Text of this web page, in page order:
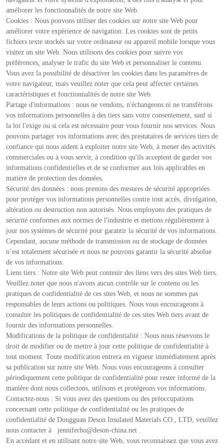
améliorer les fonctionnalités de notre site Web.
Cookies : Nous pouvons utiliser des cookies sur notre site Web pour
améliorer votre expérience de navigation. Les cookies sont de petits
fichiers texte stockés sur votre ordinateur ou appareil mobile lorsque vous
visitez un site Web. Nous utilisons des cookies pour suivre vos
préférences, analyser le trafic du site Web et personnaliser le contenu.
Vous avez la possibilité de désactiver les cookies dans les paramètres de
votre navigateur, mais veuillez noter que cela peut affecter certaines
caractéristiques et fonctionnalités de notre site Web.
Partage d'informations : nous ne vendons, n'échangeons ni ne transférons
vos informations personnelles à des tiers sans votre consentement, sauf si
la loi l'exige ou si cela est nécessaire pour vous fournir nos services. Nous
pouvons partager vos informations avec des prestataires de services tiers de
confiance qui nous aident à exploiter notre site Web, à mener des activités
commerciales ou à vous servir, à condition qu'ils acceptent de garder vos
informations confidentielles et de se conformer aux lois applicables en
matière de protection des données.
Sécurité des données : nous prenons des mesures de sécurité appropriées
pour protéger vos informations personnelles contre tout accès, divulgation,
altération ou destruction non autorisés. Nous employons des pratiques de
sécurité conformes aux normes de l'industrie et mettons régulièrement à
jour nos systèmes de sécurité pour garantir la sécurité de vos informations.
Cependant, aucune méthode de transmission ou de stockage de données
n’est totalement sécurisée et nous ne pouvons garantir la sécurité absolue
de vos informations.
Liens tiers : Notre site Web peut contenir des liens vers des sites Web tiers.
Veuillez noter que nous n'avons aucun contrôle sur le contenu ou les
pratiques de confidentialité de ces sites Web, et nous ne sommes pas
responsables de leurs actions ou politiques. Nous vous encourageons à
consulter les politiques de confidentialité de ces sites Web tiers avant de
fournir des informations personnelles.
Modifications de la politique de confidentialité : Nous nous réservons le
droit de modifier ou de mettre à jour cette politique de confidentialité à
tout moment. Toute modification entrera en vigueur immédiatement après
sa publication sur notre site Web. Nous vous encourageons à consulter
périodiquement cette politique de confidentialité pour rester informé de la
manière dont nous collectons, utilisons et protégeons vos informations.
Contactez-nous : Si vous avez des questions ou des préoccupations
concernant cette politique de confidentialité ou les pratiques de
confidentialité de Dongguan Deson Insulated Materials CO., LTD, veuillez
nous contacter à jenniferho@deson-china.net .
En accédant et en utilisant notre site Web, vous reconnaissez que vous avez